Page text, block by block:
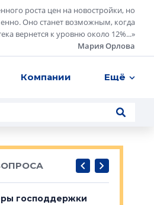
роста цен на новостройки, но
Оно станет возможным, когда
вернется к уровню около 12%...»
Мария Орлова
Компании Ещё
господдержки